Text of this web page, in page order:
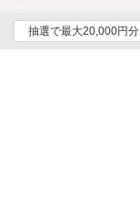
抽選で最大20,000円分